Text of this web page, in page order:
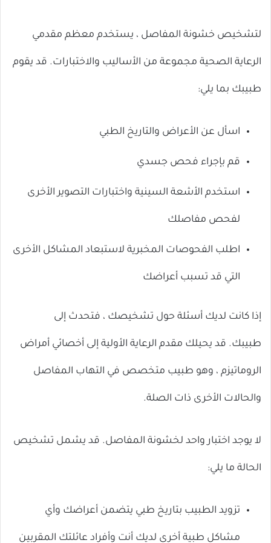
لتشخيص خشونة المفاصل ، يستخدم معظم مقدمي
الرعاية الصحية مجموعة من الأساليب والاختبارات. قد يقوم
طبيبك بما يلي:
اسأل عن الأعراض والتاريخ الطبي
قم بإجراء فحص جسدي
استخدم الأشعة السينية واختبارات التصوير الأخرى
لفحص مفاصلك
اطلب الفحوصات المخبرية لاستبعاد المشاكل الأخرى
التي قد تسبب أعراضك
إذا كانت لديك أسئلة حول تشخيصك ، فتحدث إلى
طبيبك. قد يحيلك مقدم الرعاية الأولية إلى أخصائي أمراض
الروماتيزم ، وهو طبيب متخصص في التهاب المفاصل
والحالات الأخرى ذات الصلة.
لا يوجد اختبار واحد لخشونة المفاصل. قد يشمل تشخيص
الحالة ما يلي:
تزويد الطبيب بتاريخ طبي يتضمن أعراضك وأي
مشاكل طبية أخرى لديك أنت وأفراد عائلتك المقربين